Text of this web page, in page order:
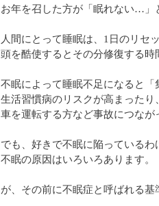
お年を召した方が「眠れない…」
人間にとって睡眠は、1日のリセ
頭を酷使するとその分修復する時
不眠によって睡眠不足になると「
生活習慣病のリスクが高まったり
車を運転する方など事故につなが
でも、好きで不眠に陥っているわ
不眠の原因はいろいろあります。
が、その前に不眠症と呼ばれる基